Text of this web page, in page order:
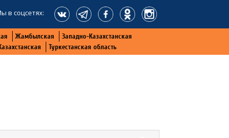
в соцсетях:
Жамбылская
Западно-Казахстанская
Туркестанская область